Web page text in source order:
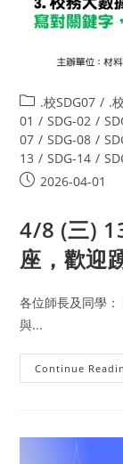
.校SDG07 / .
01 / SDG-02 /
07 / SDG-08 /
13 / SDG-14 /
2026-04-01
4/8 (三)
座，歡迎
各位師長及同學
與...
Continue